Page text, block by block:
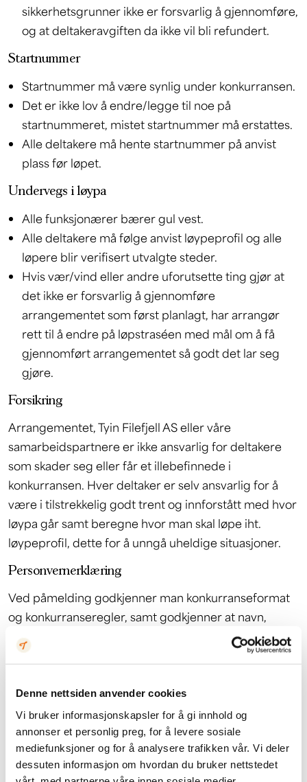
Denne nettsiden anvender cookies
Vi bruker informasjonskapsler for å gi innhold og
annonser et personlig preg, for å levere sosiale
mediefunksjoner og for å analysere trafikken vår. Vi deler
dessuten informasjon om hvordan du bruker nettstedet
sikkerhetsgrunner ikke er forsvarlig å gjennomføre,
og at deltakeravgiften da ikke vil bli refundert.
Startnummer
Startnummer må være synlig under konkurransen.
Det er ikke lov å endre/legge til noe på
startnummeret, mistet startnummer må erstattes.
Alle deltakere må hente startnummer på anvist
plass før løpet.
Undervegs i løypa
Alle funksjonærer bærer gul vest.
Alle deltakere må følge anvist løypeprofil og alle
løpere blir verifisert utvalgte steder.
Hvis vær/vind eller andre uforutsette ting gjør at
det ikke er forsvarlig å gjennomføre
arrangementet som først planlagt, har arrangør
rett til å endre på løpstraséen med mål om å få
gjennomført arrangementet så godt det lar seg
gjøre.
Forsikring
Arrangementet, Tyin Filefjell AS eller våre
samarbeidspartnere er ikke ansvarlig for deltakere
som skader seg eller får et illebefinnede i
konkurransen. Hver deltaker er selv ansvarlig for å
være i tilstrekkelig godt trent og innforstått med hvor
løypa går samt beregne hvor man skal løpe iht.
løypeprofil, dette for å unngå uheldige situasjoner.
Personvernerklæring
Ved påmelding godkjenner man konkurranseformat
og konkurranseregler, samt godkjenner at navn,
fødselsdato, sted, startnummer og tid kan bli
publisert. Bilder og film som blir tatt i forbindelse
og sponsorer til markedsføring.
Ansvarsfraskrivelse
Alle som melder seg på arrangementet
godkjenner ansvarsfraskrivelsen (deltagere under 18